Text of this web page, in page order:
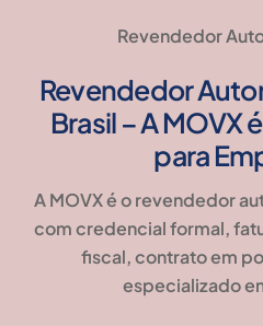
Revendedor
Revendedor
Brasil – A MOVX
para
A MOVX é o revendedor
com credencial formal,
fiscal, contrato em
especializado